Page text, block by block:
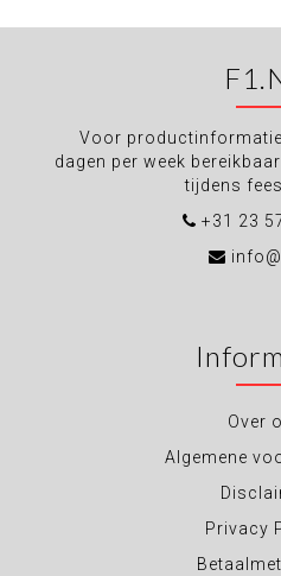
Voor
dagen per week
tijdens
+31 23
Over
Algemene
Privacy